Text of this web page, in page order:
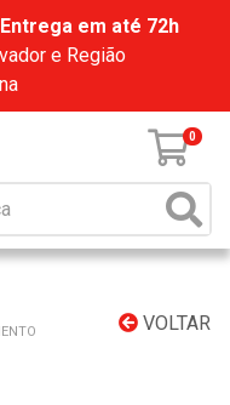
Entrega em até 72h
e Região
0
VOLTAR